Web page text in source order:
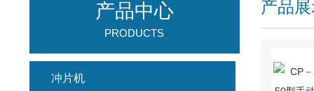
产品
产品中心
PRODUCTS
冲片机